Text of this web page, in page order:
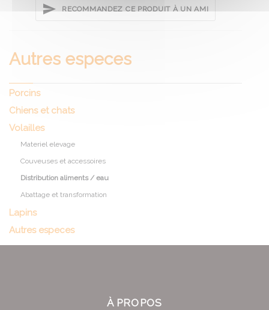
RECOMMANDEZ CE PRODUIT À UN AMI
Autres especes
Porcins
Chiens et chats
Volailles
Materiel elevage
Couveuses et accessoires
Distribution aliments / eau
Abattage et transformation
Lapins
Autres especes
À PROPOS